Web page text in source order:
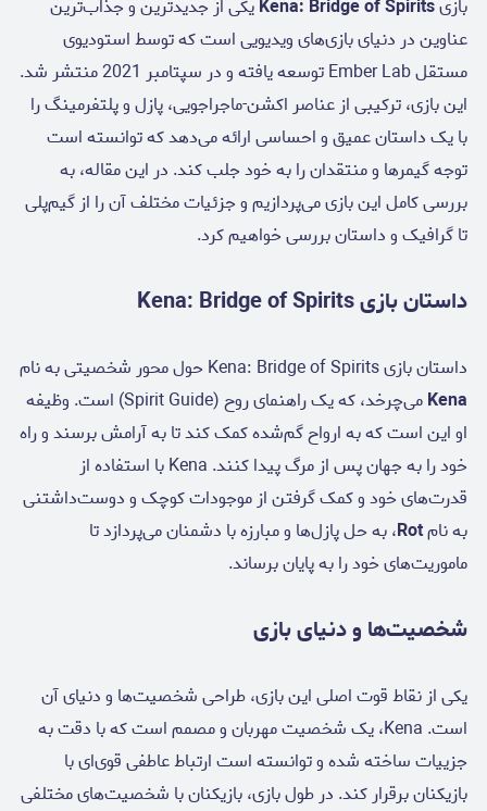
بازیKena: Bridge of Spiritsیکی از جدیدترین و جذاب‌ترین
عناوین در دنیای بازی‌های ویدیویی است که توسط استودیوی
مستقل Ember Lab توسعه یافته و در سپتامبر 2021 منتشر شد.
این بازی، ترکیبی از عناصر اکشن-ماجراجویی، پازل و پلتفرمینگ را
با یک داستان عمیق و احساسی ارائه می‌دهد که توانسته است
توجه گیمرها و منتقدان را به خود جلب کند. در این مقاله، به
بررسی کامل این بازی می‌پردازیم و جزئیات مختلف آن را از گیم‌پلی
تا گرافیک و داستان بررسی خواهیم کرد.
داستان بازی Kena: Bridge of Spirits
داستان بازی Kena: Bridge of Spirits حول محور شخصیتی به نام
Kena
می‌چرخد، که یک راهنمای روح (Spirit Guide) است. وظیفه
او این است که به ارواح گم‌شده کمک کند تا به آرامش برسند و راه
خود را به جهان پس از مرگ پیدا کنند. Kena با استفاده از
قدرت‌های خود و کمک گرفتن از موجودات کوچک و دوست‌داشتنی
به نامRot، به حل پازل‌ها و مبارزه با دشمنان می‌پردازد تا
ماموریت‌های خود را به پایان برساند.
شخصیت‌ها و دنیای بازی
یکی از نقاط قوت اصلی این بازی، طراحی شخصیت‌ها و دنیای آن
است. Kena، یک شخصیت مهربان و مصمم است که با دقت به
جزییات ساخته شده و توانسته است ارتباط عاطفی قوی‌ای با
بازیکنان برقرار کند. در طول بازی، بازیکنان با شخصیت‌های مختلفی